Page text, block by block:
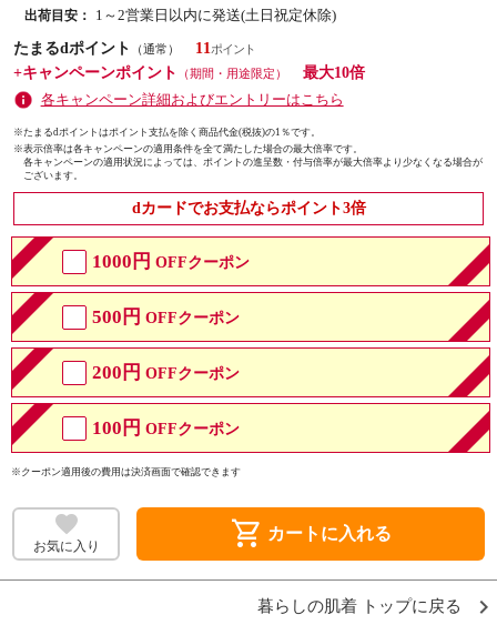
出荷目安：
1～2営業日以内に発送(土日祝定休除)
たまるdポイント
（通常）
11
+キャンペーンポイント
（期間・用途限定）
最大10倍
各キャンペーン詳細およびエントリーはこちら
※たまるdポイントはポイント支払を除く商品代金(税抜)の1％です。
※表示倍率は各キャンペーンの適用条件を全て満たした場合の最大倍率です。
各キャンペーンの適用状況によっては、ポイントの進呈数・付与倍率が最大倍率より少なくなる場合が
ございます。
dカードでお支払ならポイント3倍
1000円 OFFクーポン
500円 OFFクーポン
200円 OFFクーポン
100円 OFFクーポン
※クーポン適用後の費用は決済画面で確認できます
お気に入り shopping_cart カートに入れる
暮らしの肌着 トップに戻る